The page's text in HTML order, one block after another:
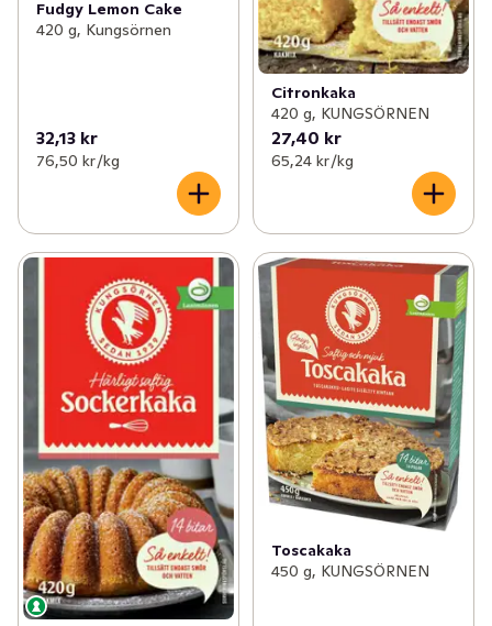
Fudgy Lemon Cake
420 g, Kungsörnen
32,13 kr
76,50 kr /kg
Citronkaka
420 g, KUNGSÖRNEN
27,40 kr
65,24 kr /kg
Toscakaka
450 g, KUNGSÖRNEN